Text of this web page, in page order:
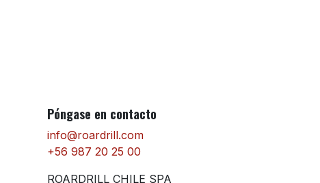
Póngase en contacto
info@roardrill.com
+56 987 20 25 00
ROARDRILL CHILE SPA